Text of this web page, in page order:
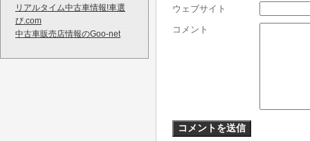
リアルタイム中古車情報!車選
び.com
中古車販売店情報のGoo-net
ウェブサイト
コメント